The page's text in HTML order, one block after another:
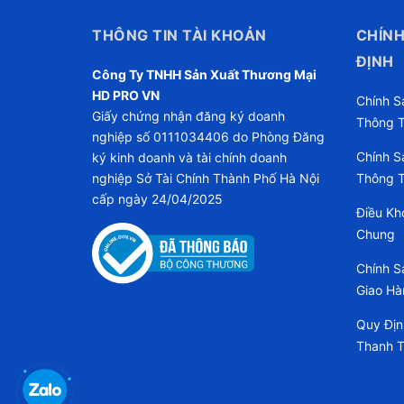
THÔNG TIN TÀI KHOẢN
Công Ty TNHH Sản Xuất Thương Mại
HD PRO VN
Giấy chứng nhận đăng ký doanh
nghiệp số 0111034406 do Phòng Đăng
ký kinh doanh và tài chính doanh
nghiệp Sở Tài Chính Thành Phố Hà Nội
cấp ngày 24/04/2025
ĐỊNH
Chính
Thông
Chính
Thông
Điều
Chung
Chính
Giao
Quy
Thanh